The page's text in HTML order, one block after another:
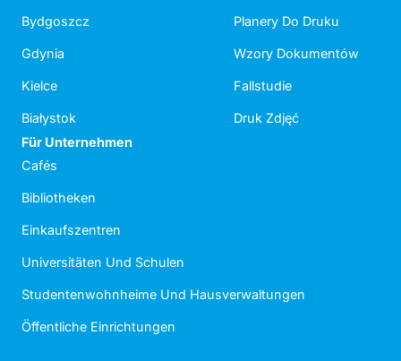
Bydgoszcz
Gdynia
Kielce
Białystok
Planery Do Druku
Wzory Dokumentów
Fallstudie
Druk Zdjęć
Für Unternehmen
Cafés
Bibliotheken
Einkaufszentren
Universitäten Und Schulen
Studentenwohnheime Und Hausverwaltungen
Öffentliche Einrichtungen